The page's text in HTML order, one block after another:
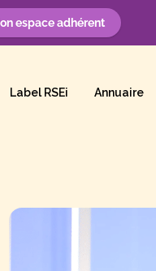
espace adhérent
Label RSEi Annuaire